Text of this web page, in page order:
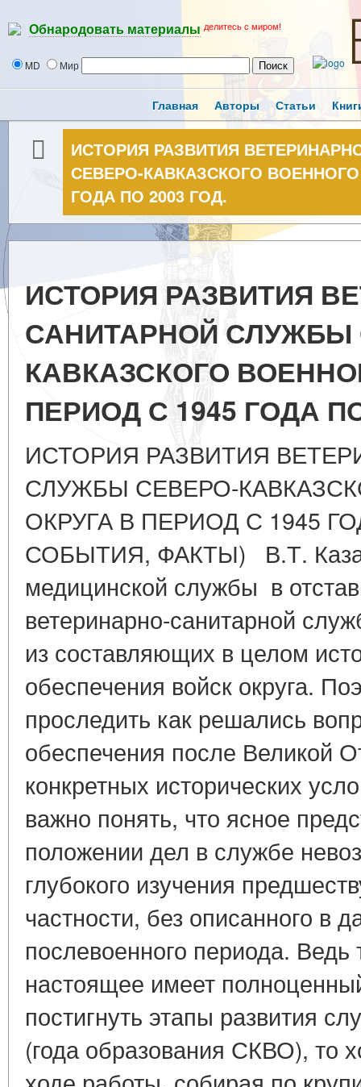
Обнародовать материалы делитесь с миром!
MD Мир
Главная Авторы Статьи
ИСТОРИЯ РАЗВИТИЯ
СЕВЕРО-КАВКАЗСКОГО ВОЕННОГО
ГОДА ПО 2003 ГОД.
ИСТОРИЯ РАЗВИТИЯ
САНИТАРНОЙ СЛУЖБЫ
КАВКАЗСКОГО
ПЕРИОД С 1945 ГОДА
ИСТОРИЯ РАЗВИТИЯ
СЛУЖБЫ СЕВЕРО-
ОКРУГА В ПЕРИОД С 1945
СОБЫТИЯ, ФАКТЫ) В.Т.
медицинской службы в
ветеринарно-санитарной
из составляющих в целом
обеспечения войск округа.
проследить как решались
обеспечения после Великой
конкретных исторических
важно понять, что ясное
положении дел в службе
глубокого изучения
частности, без описанного в
послевоенного периода. Ведь
настоящее имеет
постигнуть этапы развития
(года образования СКВО), то